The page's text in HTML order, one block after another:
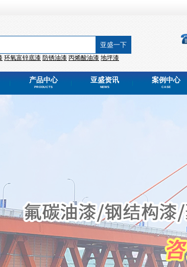
环氧富锌底漆 防锈油漆 丙烯酸油漆 地坪漆
产品中心
PRODUCTS
亚盛资讯
NEWS
案例中心
CASE